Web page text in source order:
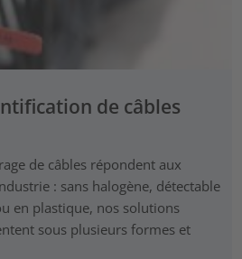
de câbles
de câbles répondent aux
: sans halogène, détectable
en plastique, nos solutions
sous plusieurs formes et